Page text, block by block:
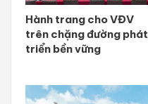
Hành trang cho VĐV
trên chặng đường phát
triển bền vững